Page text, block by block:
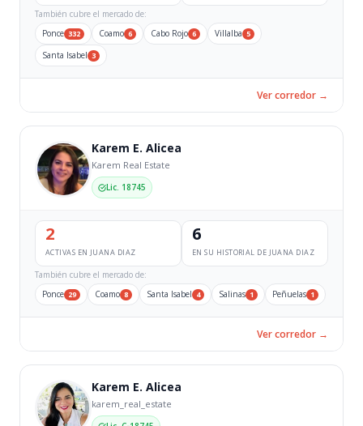
También cubre el mercado de:
Ponce 332 Coamo 6 Cabo Rojo 6 Villalba 5
Santa Isabel 3
Ver corredor →
Karem E. Alicea
Karem Real Estate
Lic. 18745
2
ACTIVAS EN JUANA DIAZ
6
EN SU HISTORIAL DE JUANA DIAZ
También cubre el mercado de:
Ponce 29 Coamo 8 Santa Isabel 4 Salinas 1 Peñuelas 1
Ver corredor →
Karem E. Alicea
karem_real_estate